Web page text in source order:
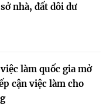
nhà, đất dôi dư
làm quốc gia mở
cận việc làm cho